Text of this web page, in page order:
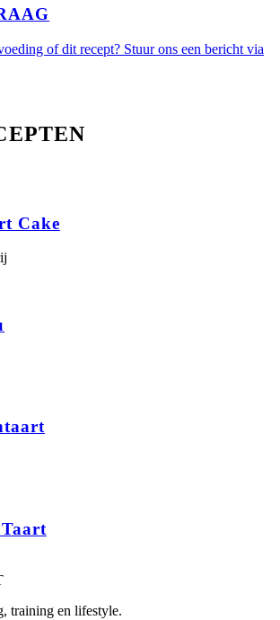
of dit recept? Stuur ons een bericht via
Cake
training en lifestyle.